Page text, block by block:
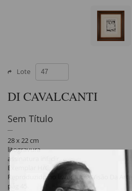
Lote
DI CAVALCANTI
Sem Título
28 x 22 cm
litogravura
assinatura inf. dir.
Exemplar H/C.
Reproduzido no livro: "Uma Visão Da Arte
pág 45.